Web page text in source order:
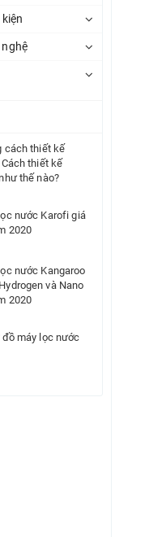
cách thiết kế
thiết kế
thế nào?
nước Karofi giá
2020
nước Kangaroo
và Nano
2020
đồ máy lọc nước